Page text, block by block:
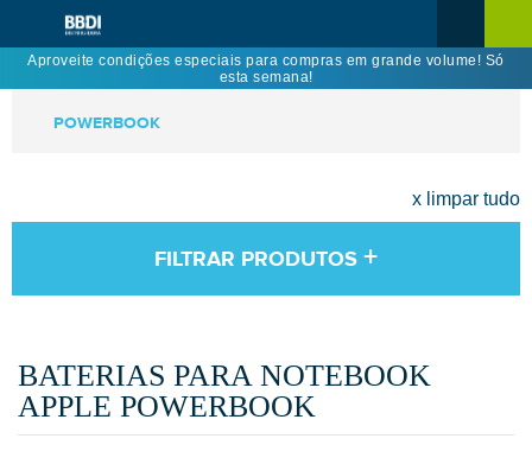
Aproveite condições especiais para compras em grande volume! Só
esta semana!
POWERBOOK
x limpar tudo
FILTRAR PRODUTOS +
BATERIAS PARA NOTEBOOK
APPLE POWERBOOK